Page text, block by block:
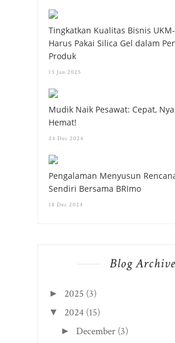
Tingkatkan Kualitas Bisnis
Harus Pakai Silica Gel dalam
Produk
15 Jan 2025
Mudik Naik Pesawat: Cepat,
Hemat!
24 Dec 2024
Pengalaman Menyusun
Sendiri Bersama BRImo
18 Dec 2024
Blog Archive
► 2025 (3)
▼ 2024 (15)
►December (3)